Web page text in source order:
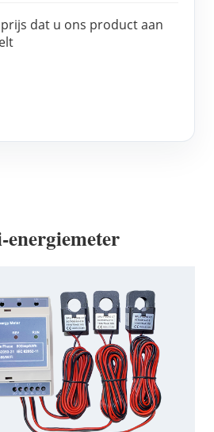
dat u ons product aan